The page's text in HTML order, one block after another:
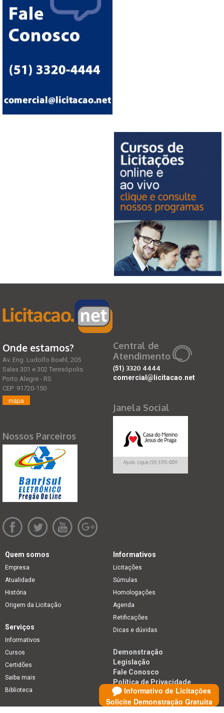
Informativo de Licitações
Solicite Demonstração Gratuita
Onde estamos?
Av. Eng. Ludolfo Boehl, 205
Salas 301 e 302 Teresópolis
Porto Alegre - RS
CEP: 91720-150
mapa
Nossos Parceiros
Central de
Atendimento
(51) 3320 4444
comercial@licitacao.net
Janela Social
Quem somos
Empresa
Atualidade
História
Origem da Licitação
Informativos
Licitações
Súmulas
Homologações
Agenda
Retificações
Dicas e dúvidas
Serviços
Informativos
Cursos
Certidões
Saiba mais
Biblioteca
Demonstração
Legislação
Fale Conosco
Política de Privacidade